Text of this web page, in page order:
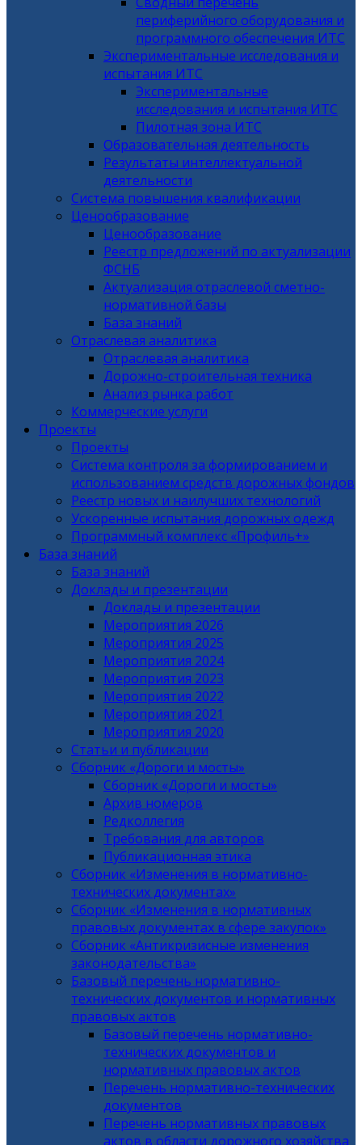
периферийного оборудования и
программного обеспечения ИТС
Экспериментальные исследования и
испытания ИТС
Экспериментальные
исследования и испытания ИТС
Пилотная зона ИТС
Образовательная деятельность
Результаты интеллектуальной
деятельности
Система повышения квалификации
Ценообразование
Ценообразование
Реестр предложений по актуализации
ФСНБ
Актуализация отраслевой сметно-
нормативной базы
База знаний
Отраслевая аналитика
Отраслевая аналитика
Дорожно-строительная техника
Анализ рынка работ
Коммерческие услуги
Проекты
Проекты
Система контроля за формированием и
использованием средств дорожных фондов
Реестр новых и наилучших технологий
Ускоренные испытания дорожных одежд
Программный комплекс «Профиль+»
База знаний
База знаний
Доклады и презентации
Доклады и презентации
Мероприятия 2026
Мероприятия 2025
Мероприятия 2024
Мероприятия 2023
Мероприятия 2022
Мероприятия 2021
Мероприятия 2020
Статьи и публикации
Сборник «Дороги и мосты»
Сборник «Дороги и мосты»
Архив номеров
Редколлегия
Требования для авторов
Публикационная этика
Сборник «Изменения в нормативно-
технических документах»
Сборник «Изменения в нормативных
правовых документах в сфере закупок»
Сборник «Антикризисные изменения
законодательства»
Базовый перечень нормативно-
технических документов и нормативных
правовых актов
Базовый перечень нормативно-
технических документов и
нормативных правовых актов
Перечень нормативно-технических
документов
Перечень нормативных правовых
актов в области дорожного хозяйства